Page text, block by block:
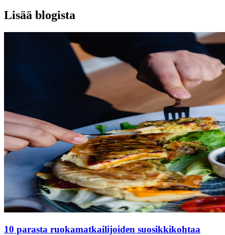
Lisää blogista
10 parasta ruokamatkailijoiden suosikkikohtaa